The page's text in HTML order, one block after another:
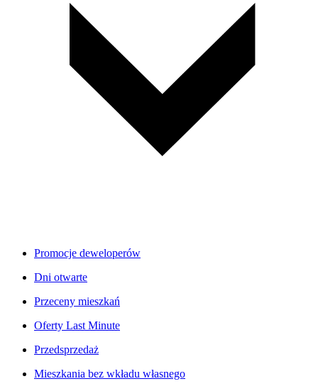
Promocje deweloperów
Dni otwarte
Przeceny mieszkań
Oferty Last Minute
Przedsprzedaż
Mieszkania bez wkładu własnego